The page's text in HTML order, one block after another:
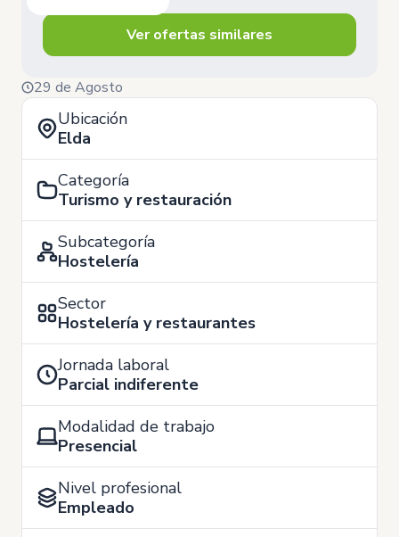
Ver ofertas similares
29 de Agosto
Ubicación
Elda
Categoría
Turismo y restauración
Subcategoría
Hostelería
Sector
Hostelería y restaurantes
Jornada laboral
Parcial indiferente
Modalidad de trabajo
Presencial
Nivel profesional
Empleado